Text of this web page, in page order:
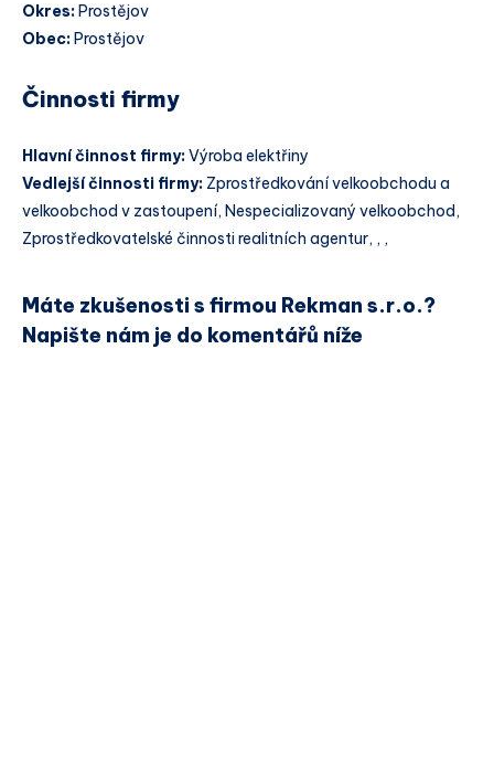
Okres: Prostějov
Obec: Prostějov
Činnosti firmy
Hlavní činnost firmy:Výroba elektřiny
Vedlejší činnosti firmy: Zprostředkování velkoobchodu a
velkoobchod v zastoupení, Nespecializovaný velkoobchod,
Zprostředkovatelské činnosti realitních agentur, , ,
Máte zkušenosti s firmou Rekman s.r.o.?
Napište nám je do komentářů níže